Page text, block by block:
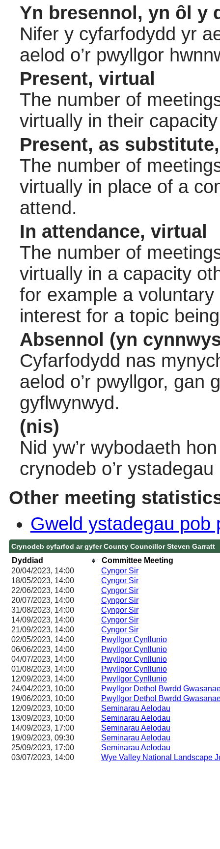
Yn bresennol, yn ôl y
Nifer y cyfarfodydd yr
aelod o’r pwyllgor
Present, virtual
The number of
virtually in their
Present, as
The number of
virtually in place of a
attend.
In attendance, virtual
The number of
virtually in a capacity
for example a
interest for a topic
Absennol (yn
Cyfarfodydd nas
aelod o’r pwyllgor, gan
gyflwynwyd.
(nis)
Nid yw’r wybodaeth
crynodeb o’r
Other meeting
Gweld ystadegau pob
Crynodeb cyfarfod ar gyfer County Councillor Steven Garratt
Dyddiad
Committee Meeting
20/04/2023, 14:00
Cyngor Sir
18/05/2023, 14:00 Cyngor Sir
22/06/2023, 14:00 Cyngor Sir
20/07/2023, 14:00 Cyngor Sir
31/08/2023, 14:00 Cyngor Sir
14/09/2023, 14:00 Cyngor Sir
21/09/2023, 14:00 Cyngor Sir
02/05/2023, 14:00 Pwyllgor Cynllunio
06/06/2023, 14:00 Pwyllgor Cynllunio
04/07/2023, 14:00 Pwyllgor Cynllunio
01/08/2023, 14:00 Pwyllgor Cynllunio
12/09/2023, 14:00 Pwyllgor Cynllunio
24/04/2023, 10:00
Pwyllgor Dethol Bwrdd
19/06/2023, 10:00
Pwyllgor Dethol Bwrdd
12/09/2023, 10:00
Seminarau Aelodau
13/09/2023, 10:00 Seminarau Aelodau
14/09/2023, 17:00 Seminarau Aelodau
19/09/2023, 09:30 Seminarau Aelodau
25/09/2023, 17:00 Seminarau Aelodau
03/07/2023, 14:00 Wye Valley National Landscape